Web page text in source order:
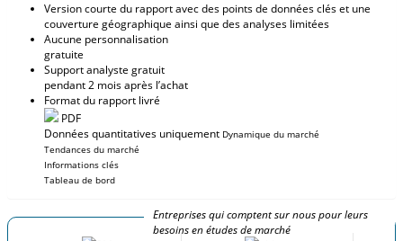
Version courte du rapport avec des points de données clés et une
couverture géographique ainsi que des analyses limitées
Aucune personnalisation
gratuite
Support analyste gratuit
pendant 2 mois après l’achat
Format du rapport livré
PDF
Données quantitatives uniquement Dynamique du marché
Tendances du marché
Informations clés
Tableau de bord
Entreprises qui comptent sur nous pour leurs
besoins en études de marché